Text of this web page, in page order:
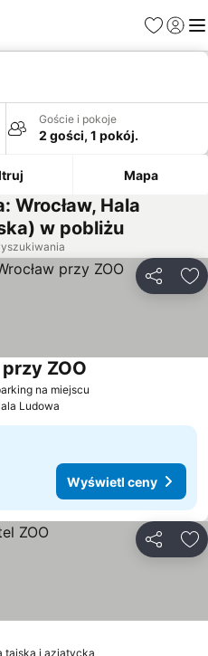
Ulubione
Goście i pokoje
2 gości, 1 pokój.
Mapa
Wrocław, Hala
w pobliżu
na miejscu
ZOO
Ludowa
Wyświetl ceny
tajska i azjatycka